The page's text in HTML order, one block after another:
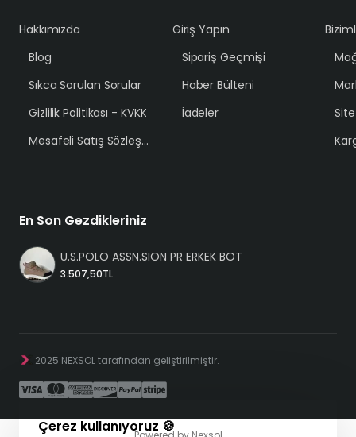
Çerez kullanıyoruz 🍪
Hakkımızda
Blog
Sıkca Sorulan Sorular
Gizlilik Politikası - KVKK
Mesafeli Satış Sözleşmesi
Giriş Yapın
Sipariş Geçmişi
Haber Bülteni
İadeler
En Son Gezdikleriniz
U.S.POLO ASSN.SION PR ERKEK BOT
3.507,50TL
2025 NEXSOL tarafından geliştirilmiştir.